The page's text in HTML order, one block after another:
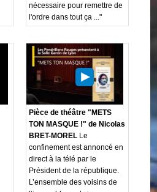
nécessaire pour remettre de
l'ordre dans tout ça ..."
Pièce de théâtre "METS
TON MASQUE !" de Nicolas
BRET-MOREL Le
confinement est annoncé en
direct à la télé par le
Président de la république.
L’ensemble des voisins de